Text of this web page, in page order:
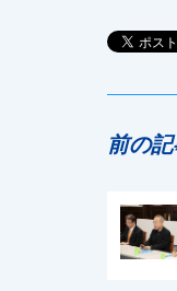
前の